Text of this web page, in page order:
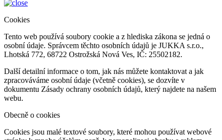
Cookies
Tento web používá soubory cookie a z hlediska zákona se jedná o
osobní údaje. Správcem těchto osobních údajů je JUKKA s.r.o.,
Lhotská 772, 68722 Ostrožská Nová Ves, IČ: 25502182.
Další detailní informace o tom, jak nás můžete kontaktovat a jak
zpracováváme osobní údaje (včetně cookies), se dozvíte v
dokumentu Zásady ochrany osobních údajů, který najdete na našem
webu.
Obecně o cookies
Cookies jsou malé textové soubory, které mohou používat webové